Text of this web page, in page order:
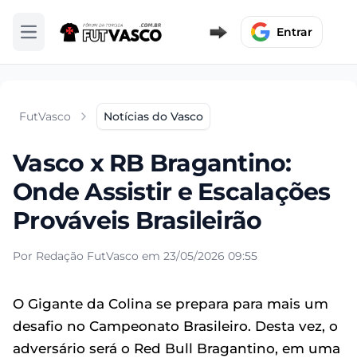
Abrir menu Entrar
FutVasco Notícias do Vasco
Vasco x RB Bragantino:
Onde Assistir e Escalações
Prováveis Brasileirão
Por Redação FutVasco em 23/05/2026 09:55
O Gigante da Colina se prepara para mais um
desafio no Campeonato Brasileiro. Desta vez, o
adversário será o Red Bull Bragantino, em uma